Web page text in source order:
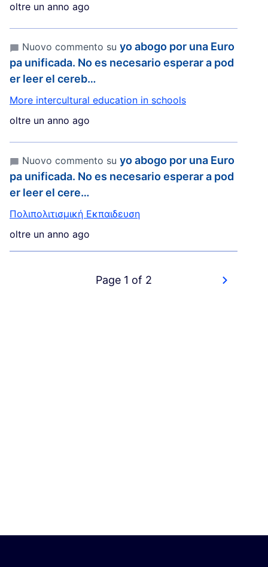
oltre un anno ago
oltre un anno ago
Nuovo commento su yo abogo por una Euro
pa unificada. No es necesario esperar a pod
er leer el cereb…
More intercultural education in schools
oltre un anno ago
Nuovo commento su yo abogo por una Euro
pa unificada. No es necesario esperar a pod
er leer el cere…
Πολιπολιτισμική Εκπαιδευση
Page 1 of 2